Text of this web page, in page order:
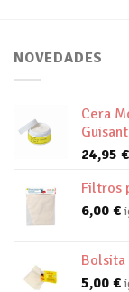
NOVEDADES
Cera
24,95 €
Filtros
6,00 €
Bolsita
5,00 €